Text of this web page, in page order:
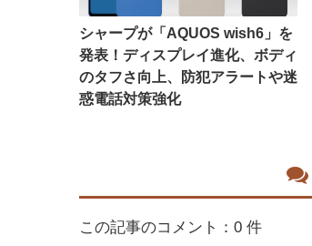
シャープが「AQUOS wish6」を
発表！ディスプレイ進化、ボディ
のタフさ向上、防犯アラートや迷
惑電話対策強化
この記事のコメント：0 件